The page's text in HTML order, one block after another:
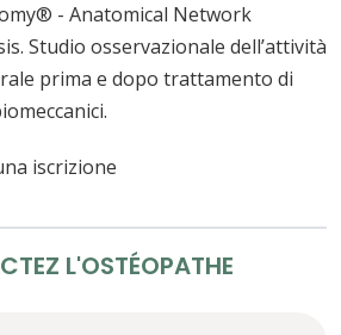
- Anatomical Network
Studio osservazionale dell’attività
prima e dopo trattamento di
iscrizione
L'OSTÉOPATHE